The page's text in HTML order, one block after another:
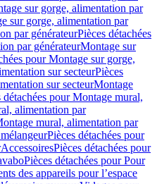
sur gorge, alimentation par
sur gorge, alimentation par
par générateurPièces détachées
par générateurMontage sur
pour Montage sur gorge,
sur secteurPièces
sur secteurMontage
détachées pour Montage mural,
alimentation par
mural, alimentation par
Pièces détachées pour
AccessoiresPièces détachées pour
Pièces détachées pour Pour
des appareils pour l’espace